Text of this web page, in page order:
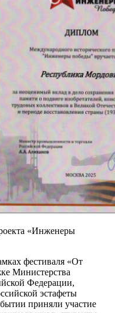
«Инженеры
фестиваля «От
Министерства
Федерации,
эстафеты
приняли участие